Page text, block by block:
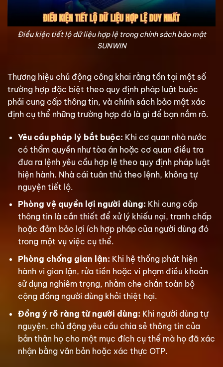
Điều kiện tiết lộ dữ liệu hợp lệ trong chính sách bảo mật
SUNWIN
Thương hiệu chủ động công khai rằng tồn tại một số
trường hợp đặc biệt theo quy định pháp luật buộc
phải cung cấp thông tin, và chính sách bảo mật xác
định cụ thể những trường hợp đó là gì để bạn nắm rõ.
Yêu cầu pháp lý bắt buộc: Khi cơ quan nhà nước
có thẩm quyền như tòa án hoặc cơ quan điều tra
đưa ra lệnh yêu cầu hợp lệ theo quy định pháp luật
hiện hành. Nhà cái tuân thủ theo lệnh, không tự
nguyện tiết lộ.
Phòng vệ quyền lợi người dùng: Khi cung cấp
thông tin là cần thiết để xử lý khiếu nại, tranh chấp
hoặc đảm bảo lợi ích hợp pháp của người dùng đó
trong một vụ việc cụ thể.
Phòng chống gian lận: Khi hệ thống phát hiện
hành vi gian lận, rửa tiền hoặc vi phạm điều khoản
sử dụng nghiêm trọng, nhằm che chắn toàn bộ
cộng đồng người dùng khỏi thiệt hại.
Đồng ý rõ ràng từ người dùng: Khi người dùng tự
nguyện, chủ động yêu cầu chia sẻ thông tin của
bản thân họ cho một mục đích cụ thể mà họ đã xác
nhận bằng văn bản hoặc xác thực OTP.